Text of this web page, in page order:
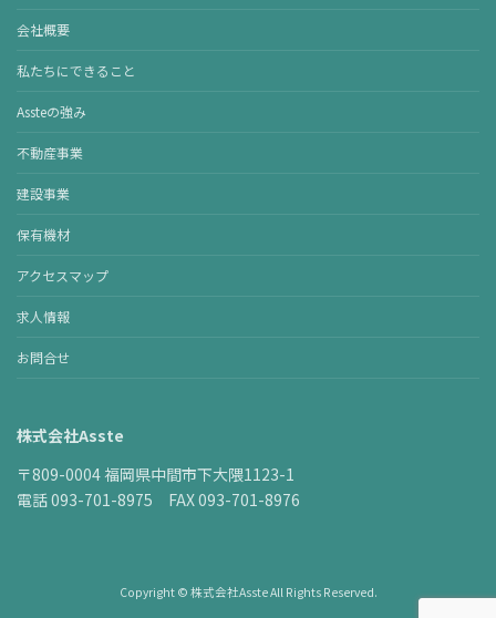
会社概要
私たちにできること
Assteの強み
不動産事業
建設事業
保有機材
アクセスマップ
求人情報
お問合せ
株式会社Asste
〒809-0004 福岡県中間市下大隈1123-1
電話 093-701-8975 FAX 093-701-8976
Copyright © 株式会社Asste All Rights Reserved.